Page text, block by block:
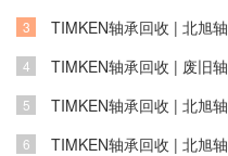
3 ​TIMKEN轴承回收 | 北旭
4
5 TIMKEN轴承回收 | 北旭
6 TIMKEN轴承回收 | 北旭